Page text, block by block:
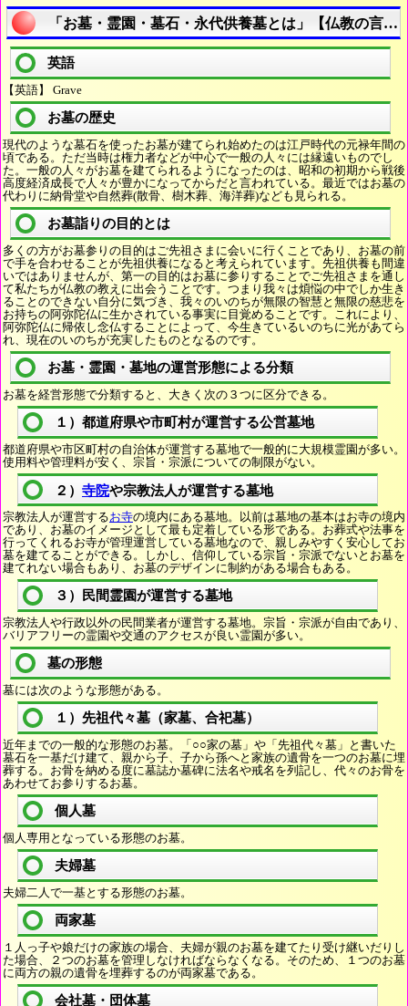
「お墓・霊園・墓石・永代供養墓とは」【仏教の言葉
英語
【英語】 Grave
お墓の歴史
現代のような墓石を使ったお墓が建てられ始めたのは江戸時代の元禄年間の
頃である。ただ当時は権力者などが中心で一般の人々には縁遠いものでし
た。一般の人々がお墓を建てられるようになったのは、昭和の初期から戦後
高度経済成長で人々が豊かになってからだと言われている。最近ではお墓の
代わりに納骨堂や自然葬(散骨、樹木葬、海洋葬)なども見られる。
お墓詣りの目的とは
多くの方がお墓参りの目的はご先祖さまに会いに行くことであり、お墓の前
で手を合わせることが先祖供養になると考えられています。先祖供養も間違
いではありませんが、第一の目的はお墓に参りすることでご先祖さまを通し
て私たちが仏教の教えに出会うことです。つまり我々は煩悩の中でしか生き
ることのできない自分に気づき、我々のいのちが無限の智慧と無限の慈悲を
お持ちの阿弥陀仏に生かされている事実に目覚めることです。これにより、
阿弥陀仏に帰依し念仏することによって、今生きているいのちに光があてら
れ、現在のいのちが充実したものとなるのです。
お墓・霊園・墓地の運営形態による分類
お墓を経営形態で分類すると、大きく次の３つに区分できる。
１）都道府県や市町村が運営する公営墓地
都道府県や市区町村の自治体が運営する墓地で一般的に大規模霊園が多い。
使用料や管理料が安く、宗旨・宗派についての制限がない。
２） 寺院や宗教法人が運営する墓地
宗教法人が運営するお寺の境内にある墓地。以前は墓地の基本はお寺の境内
であり、お墓のイメージとして最も定着している形である。お葬式や法事を
行ってくれるお寺が管理運営している墓地なので、親しみやすく安心してお
墓を建てることができる。しかし、信仰している宗旨・宗派でないとお墓を
建てれない場合もあり、お墓のデザインに制約がある場合もある。
３）民間霊園が運営する墓地
宗教法人や行政以外の民間業者が運営する墓地。宗旨・宗派が自由であり、
バリアフリーの霊園や交通のアクセスが良い霊園が多い。
墓の形態
墓には次のような形態がある。
１）先祖代々墓（家墓、合祀墓）
近年までの一般的な形態のお墓。「○○家の墓」や「先祖代々墓」と書いた
墓石を一基だけ建て、親から子、子から孫へと家族の遺骨を一つのお墓に埋
葬する。お骨を納める度に墓誌か墓碑に法名や戒名を列記し、代々のお骨を
あわせてお参りするお墓。
個人墓
個人専用となっている形態のお墓。
夫婦墓
夫婦二人で一基とする形態のお墓。
両家墓
１人っ子や娘だけの家族の場合、夫婦が親のお墓を建てたり受け継いだりし
た場合、２つのお墓を管理しなければならなくなる。そのため、１つのお墓
に両方の親の遺骨を埋葬するのが両家墓である。
会社墓・団体墓